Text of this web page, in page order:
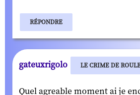
RÉPONDRE
gateuxrigolo LE CRIME DE
Quel agreable moment ai je